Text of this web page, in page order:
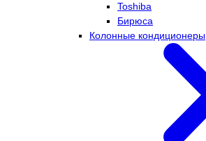
Toshiba
Бирюса
Колонные кондиционеры